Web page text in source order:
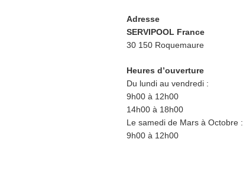
Adresse
SERVIPOOL France
30 150 Roquemaure
Heures d’ouverture
Du lundi au vendredi :
9h00 à 12h00
14h00 à 18h00
Le samedi de Mars à Octobre :
9h00 à 12h00